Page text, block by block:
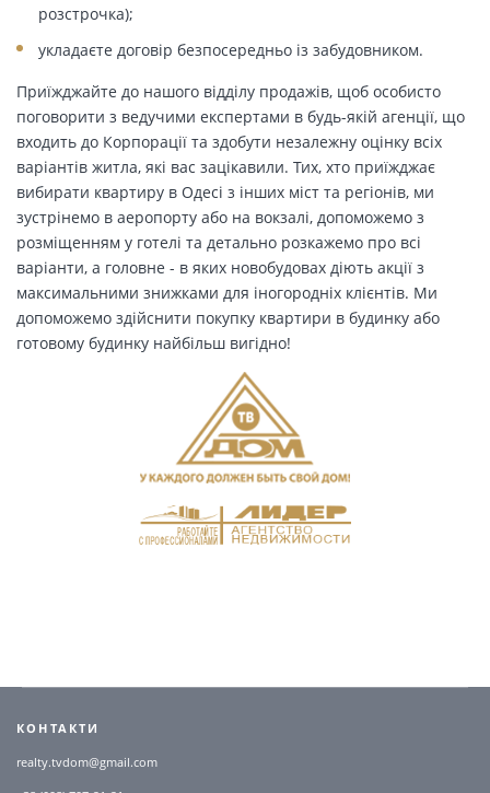
розстрочка);
укладаєте договір безпосередньо із забудовником.
Приїжджайте до нашого відділу продажів, щоб особисто
поговорити з ведучими експертами в будь-якій агенції, що
входить до Корпорації та здобути незалежну оцінку всіх
варіантів житла, які вас зацікавили. Тих, хто приїжджає
вибирати квартиру в Одесі з інших міст та регіонів, ми
зустрінемо в аеропорту або на вокзалі, допоможемо з
розміщенням у готелі та детально розкажемо про всі
варіанти, а головне - в яких новобудовах діють акції з
максимальними знижками для іногородніх клієнтів. Ми
допоможемо здійснити покупку квартири в будинку або
готовому будинку найбільш вигідно!
КОНТАКТИ
realty.tvdom@gmail.com